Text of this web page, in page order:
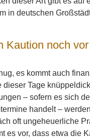
in deutschen
Kaution noch
es kommt auch
Tage
– sofern es sich
handelt –
oft ungeheuerliche
es vor, dass etwa die